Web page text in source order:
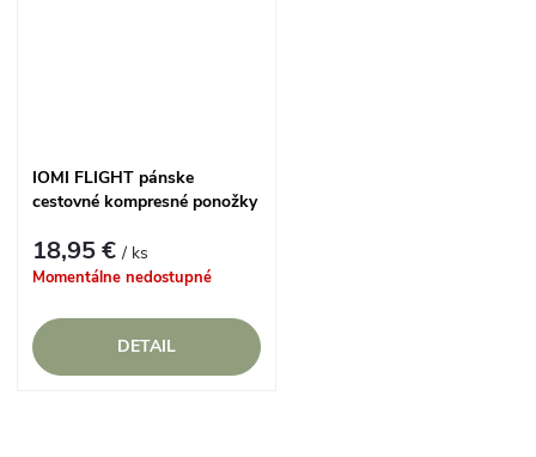
IOMI FLIGHT pánske
cestovné kompresné ponožky
18,95 €/ ks
Momentálne nedostupné
DETAIL